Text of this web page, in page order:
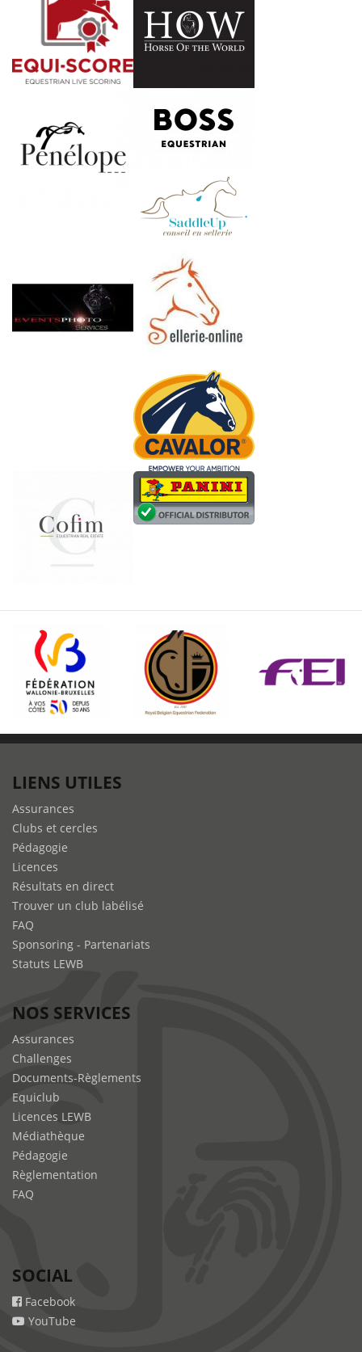
LIENS UTILES
Assurances
Clubs et cercles
Pédagogie
Licences
Résultats en direct
Trouver un club labélisé
FAQ
Sponsoring - Partenariats
Statuts LEWB
NOS SERVICES
Assurances
Challenges
Documents-Règlements
Equiclub
Licences LEWB
Médiathèque
Pédagogie
Règlementation
FAQ
SOCIAL
Facebook
YouTube